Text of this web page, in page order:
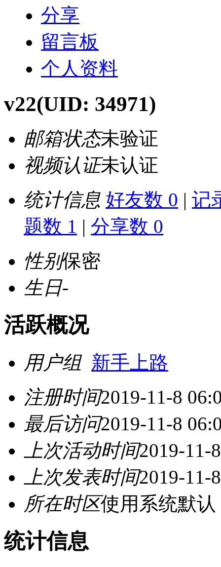
分享
留言板
个人资料
v22(UID: 34971)
邮箱状态未验证
视频认证未认证
统计信息 好友数 0 | 记
题数 1 | 分享数 0
性别保密
生日-
活跃概况
用户组 新手上路
注册时间2019-11-8
最后访问2019-11-8
上次活动时间2019-11-
上次发表时间2019-11-
所在时区使用系统默认
统计信息